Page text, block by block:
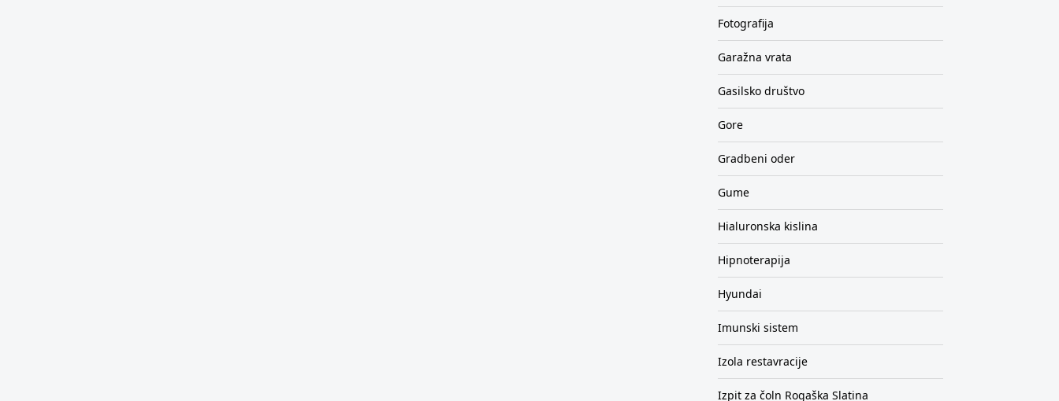
Fotografija
Garažna vrata
Gasilsko društvo
Gore
Gradbeni oder
Gume
Hialuronska kislina
Hipnoterapija
Hyundai
Imunski sistem
Izola restavracije
Izpit za čoln Rogaška Slatina